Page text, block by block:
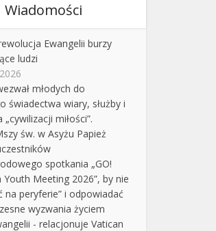
Wiadomości
Ewangelii burzy
ludzi
młodych do
świadectwa wiary, służby i
miłości”.
św. w Asyżu Papież
spotkania „GO!
Youth Meeting 2026”, by nie
na peryferie” i odpowiadać
wyzwania życiem
- relacjonuje Vatican